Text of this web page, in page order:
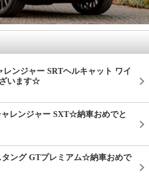
ンジャー SRTヘルキャット ワイ
います☆
レンジャー SXT☆納車おめでと
ング GTプレミアム☆納車おめで